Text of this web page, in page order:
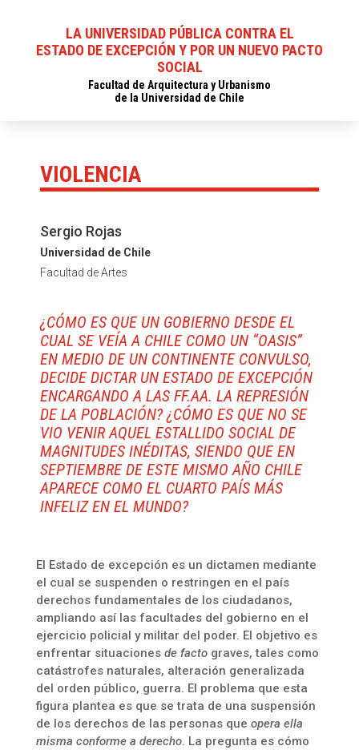
LA UNIVERSIDAD PÚBLICA CONTRA EL
ESTADO DE EXCEPCIÓN Y POR UN NUEVO PACTO
SOCIAL
Facultad de Arquitectura y Urbanismo
de la Universidad de Chile
VIOLENCIA
Sergio Rojas
Universidad de Chile
Facultad de Artes
¿CÓMO ES QUE UN GOBIERNO DESDE EL
CUAL SE VEÍA A CHILE COMO UN “OASIS”
EN MEDIO DE UN CONTINENTE CONVULSO,
DECIDE DICTAR UN ESTADO DE EXCEPCIÓN
ENCARGANDO A LAS FF.AA. LA REPRESIÓN
DE LA POBLACIÓN? ¿CÓMO ES QUE NO SE
VIO VENIR AQUEL ESTALLIDO SOCIAL DE
MAGNITUDES INÉDITAS, SIENDO QUE EN
SEPTIEMBRE DE ESTE MISMO AÑO CHILE
APARECE COMO EL CUARTO PAÍS MÁS
INFELIZ EN EL MUNDO?
El Estado de excepción es un dictamen mediante
el cual se suspenden o restringen en el país
derechos fundamentales de los ciudadanos,
ampliando así las facultades del gobierno en el
ejercicio policial y militar del poder. El objetivo es
enfrentar situaciones de factograves, tales como
catástrofes naturales, alteración generalizada
del orden público, guerra. El problema que esta
figura plantea es que se trata de una suspensión
de los derechos de las personas que opera ella
misma conforme a derecho. La pregunta es cómo